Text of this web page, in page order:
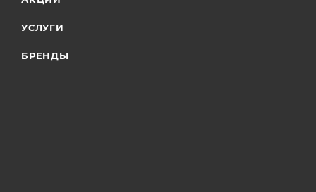
УСЛУГИ
БРЕНДЫ